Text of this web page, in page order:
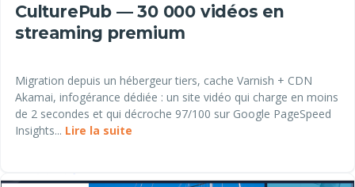
CulturePub — 30 000 vidéos en
streaming premium
Migration depuis un hébergeur tiers, cache Varnish + CDN
Akamai, infogérance dédiée : un site vidéo qui charge en moins
de 2 secondes et qui décroche 97/100 sur Google PageSpeed
Insights... Lire la suite